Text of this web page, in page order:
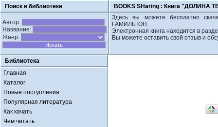
Поиск в библиотеке BOOKS SHaring : Книга "ДОЛИНА
Автор:
Название:
Жанр:
Здесь вы можете бесплатно
ГАМИЛЬТОН.
Электронная книга находится в
Вы можете оставить свой отзыв и
Библиотека
Главная
Каталог
Новые поступления
Популярная литература
Как качать
Чем читать